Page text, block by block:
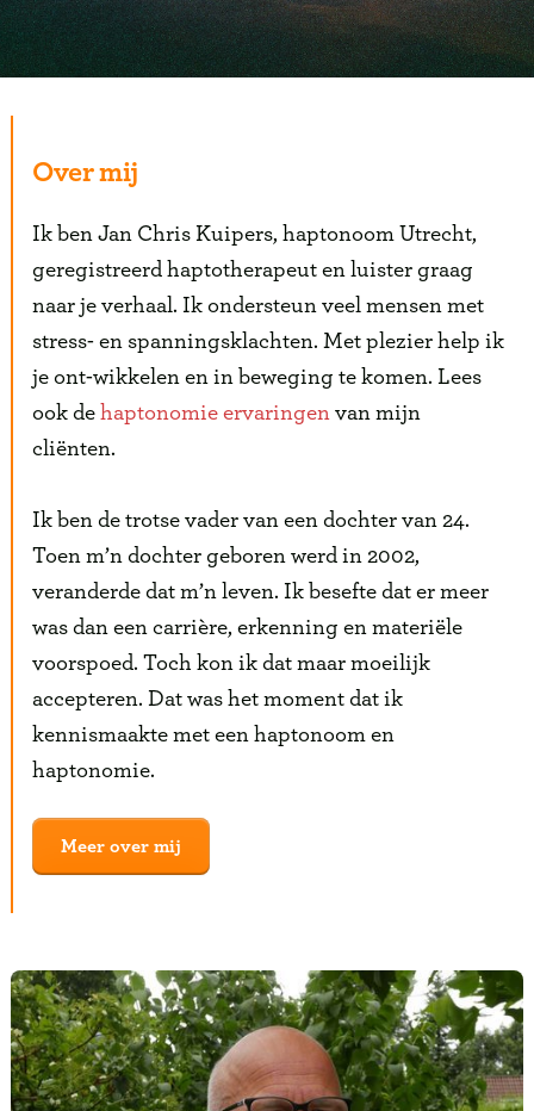
Over mij
Ik ben Jan Chris Kuipers, haptonoom Utrecht,
geregistreerd haptotherapeut en luister graag
naar je verhaal. Ik ondersteun veel mensen met
stress- en spanningsklachten. Met plezier help ik
je ont-wikkelen en in beweging te komen. Lees
ook de haptonomie ervaringenvan mijn
cliënten.
Ik ben de trotse vader van een dochter van 24.
Toen m’n dochter geboren werd in 2002,
veranderde dat m’n leven. Ik besefte dat er meer
was dan een carrière, erkenning en materiële
voorspoed. Toch kon ik dat maar moeilijk
accepteren. Dat was het moment dat ik
kennismaakte met een haptonoom en
haptonomie.
Meer over mij